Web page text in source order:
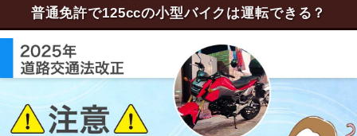
普通免許で125ccの小型バイクは運転できる？